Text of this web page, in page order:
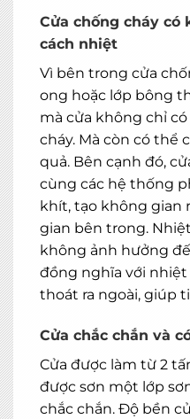
Cửa chống cháy có
cách nhiệt
Vì bên trong cửa
ong hoặc lớp bông
mà cửa không chỉ
cháy. Mà còn có thể
quả. Bên cạnh đó,
cùng các hệ thống
khít, tạo không gian
gian bên trong.
không ảnh hưởng
đồng nghĩa với
thoát ra ngoài, giúp
Cửa chắc chắn và
Cửa được làm từ 2
được sơn một lớp
chắc chắn. Độ bền